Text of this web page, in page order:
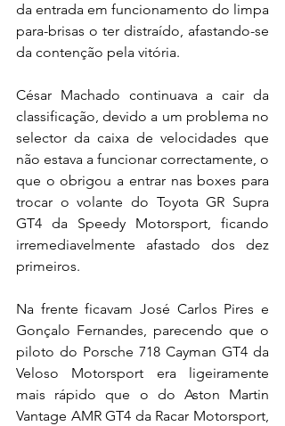
da entrada em funcionamento do limpa
para-brisas o ter distraído, afastando-se
da contenção pela vitória.
César Machado continuava a cair da
classificação, devido a um problema no
selector da caixa de velocidades que
não estava a funcionar correctamente, o
que o obrigou a entrar nas boxes para
trocar o volante do Toyota GR Supra
GT4 da Speedy Motorsport, ficando
irremediavelmente afastado dos dez
primeiros.
Na frente ficavam José Carlos Pires e
Gonçalo Fernandes, parecendo que o
piloto do Porsche 718 Cayman GT4 da
Veloso Motorsport era ligeiramente
mais rápido que o do Aston Martin
Vantage AMR GT4 da Racar Motorsport,